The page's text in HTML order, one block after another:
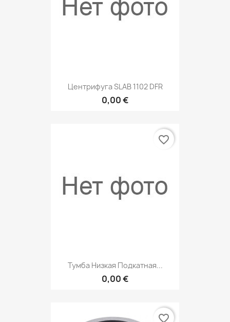
Центрифуга SLAB 1102 DFR
0,00 €
Тумба Низкая Подкатная...
0,00 €
favorite_border
favorite_border